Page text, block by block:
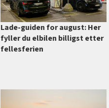
Lade-guiden for august: Her
fyller du elbilen billigst etter
fellesferien